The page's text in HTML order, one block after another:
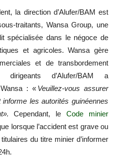
la direction d’Alufer/BAM est
traitants, Wansa Group, une
spécialisée dans le négoce de
et agricoles. Wansa gère
et de transbordement
dirigeants d’Alufer/BAM a
: « Veuillez-vous assurer
informe les autorités guinéennes
Cependant, leCode minier
lorsque l’accident est grave ou
du titre minier d’informer